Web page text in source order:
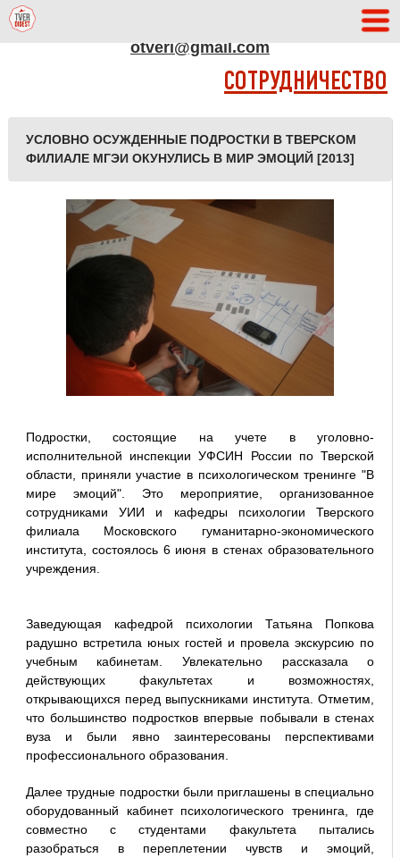
otveri@gmail.com
СОТРУДНИЧЕСТВО
УСЛОВНО ОСУЖДЕННЫЕ ПОДРОСТКИ В ТВЕРСКОМ
ФИЛИАЛЕ МГЭИ ОКУНУЛИСЬ В МИР ЭМОЦИЙ [2013]
Подростки, состоящие на учете в уголовно-
исполнительной инспекции УФСИН России по Тверской
области, приняли участие в психологическом тренинге "В
мире эмоций". Это мероприятие, организованное
сотрудниками УИИ и кафедры психологии Тверского
филиала Московского гуманитарно-экономического
института, состоялось 6 июня в стенах образовательного
учреждения.
Заведующая кафедрой психологии Татьяна Попкова
радушно встретила юных гостей и провела экскурсию по
учебным кабинетам. Увлекательно рассказала о
действующих факультетах и возможностях,
открывающихся перед выпускниками института. Отметим,
что большинство подростков впервые побывали в стенах
вуза и были явно заинтересованы перспективами
профессионального образования.
Далее трудные подростки были приглашены в специально
оборудованный кабинет психологического тренинга, где
совместно с студентами факультета пытались
разобраться в переплетении чувств и эмоций,